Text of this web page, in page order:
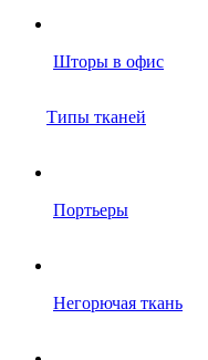
Шторы в офис
Типы тканей
Портьеры
Негорючая ткань